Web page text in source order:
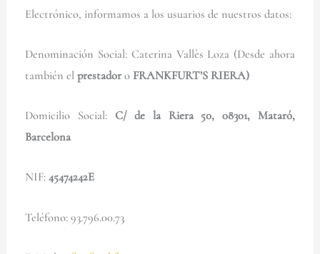
Electrónico, informamos a los usuarios de nuestros datos:
Denominación Social: Caterina Vallès Loza (Desde ahora
también elprestador oFRANKFURT’S RIERA)
Domicilio Social:C/ de la Riera 50, 08301, Mataró,
Barcelona
NIF:45474242E
Teléfono: 93.796.00.73